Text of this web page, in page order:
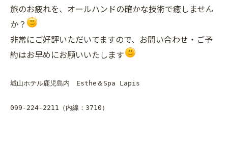
旅のお疲れを、オールハンドの確かな技術で癒しません
か？
非常にご好評いただいてますので、お問い合わせ・ご予
約はお早めにお願いいたします
城山ホテル鹿児島内　Esthe＆Spa Lapis
099-224-2211（内線：3710）